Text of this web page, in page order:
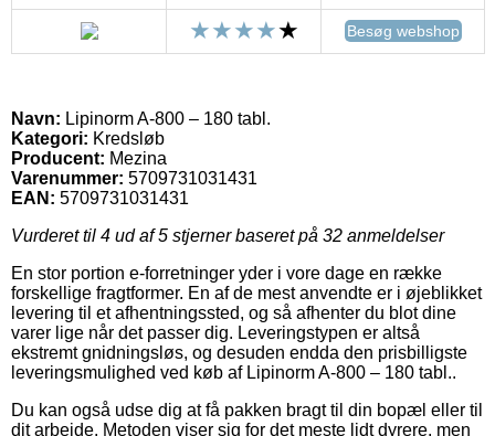
Besøg webshop
Navn: Lipinorm A-800 – 180 tabl.
Kategori: Kredsløb
Producent: Mezina
Varenummer: 5709731031431
EAN: 5709731031431
Vurderet til 4 ud af 5 stjerner baseret på 32 anmeldelser
En stor portion e-forretninger yder i vore dage en række
forskellige fragtformer. En af de mest anvendte er i øjeblikket
levering til et afhentningssted, og så afhenter du blot dine
varer lige når det passer dig. Leveringstypen er altså
ekstremt gnidningsløs, og desuden endda den prisbilligste
leveringsmulighed ved køb af Lipinorm A-800 – 180 tabl..
Du kan også udse dig at få pakken bragt til din bopæl eller til
dit arbejde. Metoden viser sig for det meste lidt dyrere, men